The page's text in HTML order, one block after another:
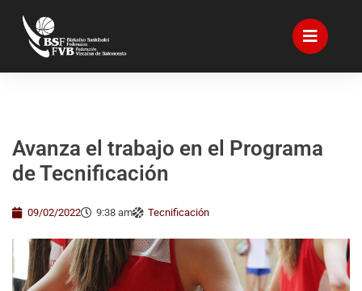
Avanza el trabajo en el Programa
de Tecnificación
09/02/2022 9:38 am Tecnificación